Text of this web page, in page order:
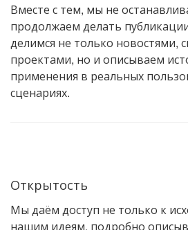
Вместе с тем, мы не
продолжаем делать
делимся не только новостями,
проектами, но и описываем
применения в реальных
сценариях.
Открытость
Мы даём доступ не только к
нашим идеям, подробно